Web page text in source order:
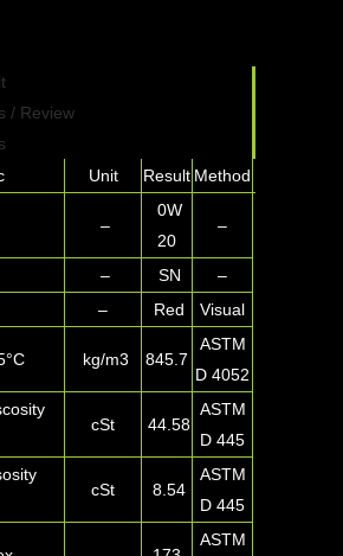
/ Review
Unit Result Method
–
0W
20
–
– SN
–
– Red Visual
kg/m3 845.7
ASTM
D 4052
cSt 44.58
ASTM
D 445
cSt 8.54
ASTM
D 445
ASTM